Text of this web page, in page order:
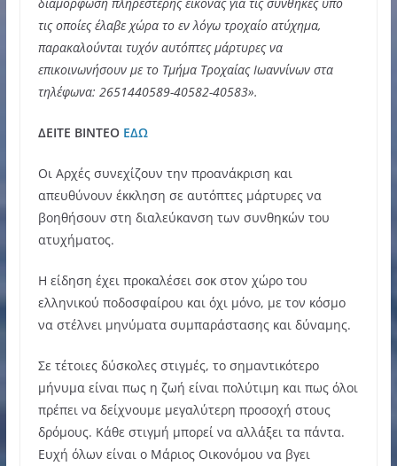
τις οποίες έλαβε χώρα το εν λόγω τροχαίο ατύχημα,
παρακαλούνται τυχόν αυτόπτες μάρτυρες να
επικοινωνήσουν με το Τμήμα Τροχαίας Ιωαννίνων στα
τηλέφωνα: 2651440589-40582-40583».
ΔΕΙΤΕ ΒΙΝΤΕΟ ΕΔΩ
Οι Αρχές συνεχίζουν την προανάκριση και
απευθύνουν έκκληση σε αυτόπτες μάρτυρες να
βοηθήσουν στη διαλεύκανση των συνθηκών του
ατυχήματος.
Η είδηση έχει προκαλέσει σοκ στον χώρο του
ελληνικού ποδοσφαίρου και όχι μόνο, με τον κόσμο
να στέλνει μηνύματα συμπαράστασης και δύναμης.
Σε τέτοιες δύσκολες στιγμές, το σημαντικότερο
μήνυμα είναι πως η ζωή είναι πολύτιμη και πως όλοι
πρέπει να δείχνουμε μεγαλύτερη προσοχή στους
δρόμους. Κάθε στιγμή μπορεί να αλλάξει τα πάντα.
Ευχή όλων είναι ο Μάριος Οικονόμου να βγει